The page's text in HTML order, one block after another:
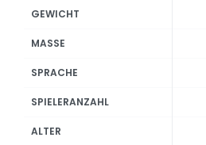
GEWICHT
MASSE
SPRACHE
SPIELERANZAHL
ALTER